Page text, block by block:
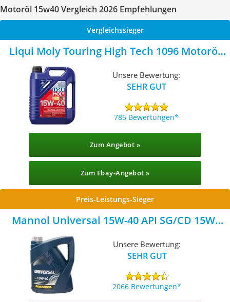
Motoröl 15w40 Vergleich 2026 Empfehlungen
Vergleichssieger
Liqui Moly Touring High Tech 1096 Motoröl
Unsere Bewertung:
SEHR GUT
785 Bewertungen
Zum Angebot »
Zum Ebay-Angebot »
Preis-Leistungs-Sieger
Mannol Universal 15W-40 API SG/CD 15W-
Unsere Bewertung:
SEHR GUT
2066 Bewertungen